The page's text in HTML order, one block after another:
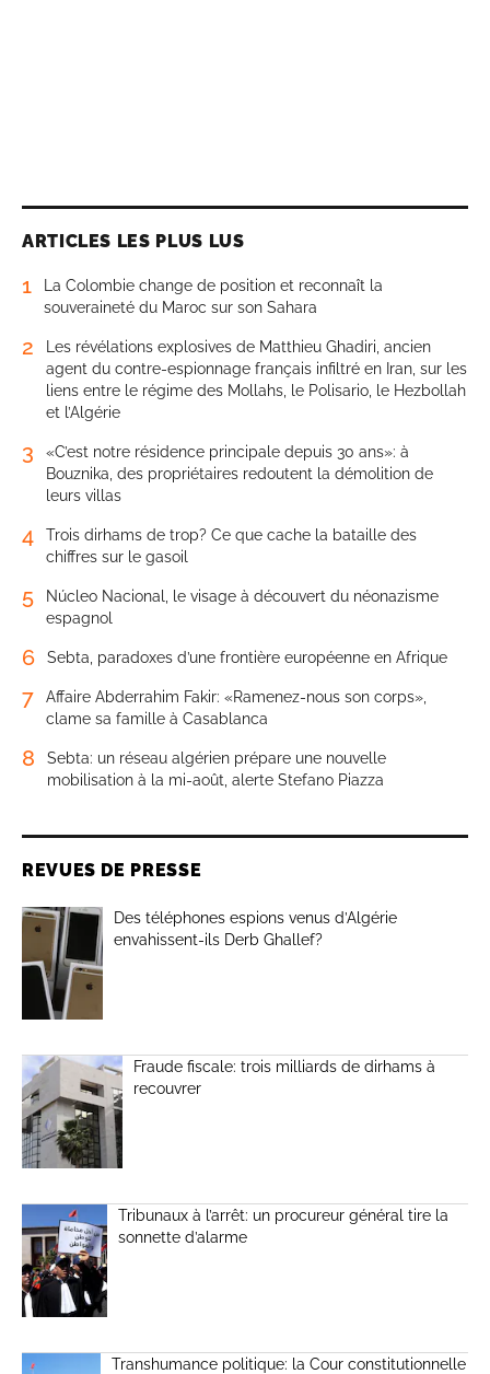
ARTICLES LES PLUS LUS
1
La Colombie change de position et reconnaît la
souveraineté du Maroc sur son Sahara
2
Les révélations explosives de Matthieu Ghadiri, ancien
agent du contre-espionnage français infiltré en Iran, sur les
liens entre le régime des Mollahs, le Polisario, le Hezbollah
et l’Algérie
3
«C’est notre résidence principale depuis 30 ans»: à
Bouznika, des propriétaires redoutent la démolition de
leurs villas
4
Trois dirhams de trop? Ce que cache la bataille des
chiffres sur le gasoil
5
Núcleo Nacional, le visage à découvert du néonazisme
espagnol
6 Sebta, paradoxes d’une frontière européenne en Afrique
7
Affaire Abderrahim Fakir: «Ramenez-nous son corps»,
clame sa famille à Casablanca
8
Sebta: un réseau algérien prépare une nouvelle
mobilisation à la mi-août, alerte Stefano Piazza
REVUES DE PRESSE
Des téléphones espions venus d’Algérie
envahissent-ils Derb Ghallef?
Fraude fiscale: trois milliards de dirhams à
recouvrer
Tribunaux à l’arrêt: un procureur général tire la
sonnette d’alarme
Transhumance politique: la Cour constitutionnelle